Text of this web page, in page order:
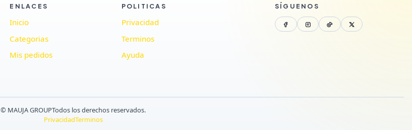
ENLACES
Inicio
Categorias
Mis pedidos
POLITICAS
Privacidad
Terminos
Ayuda
SÍGUENOS
© MAUJA GROUPTodos los derechos reservados.
PrivacidadTerminos